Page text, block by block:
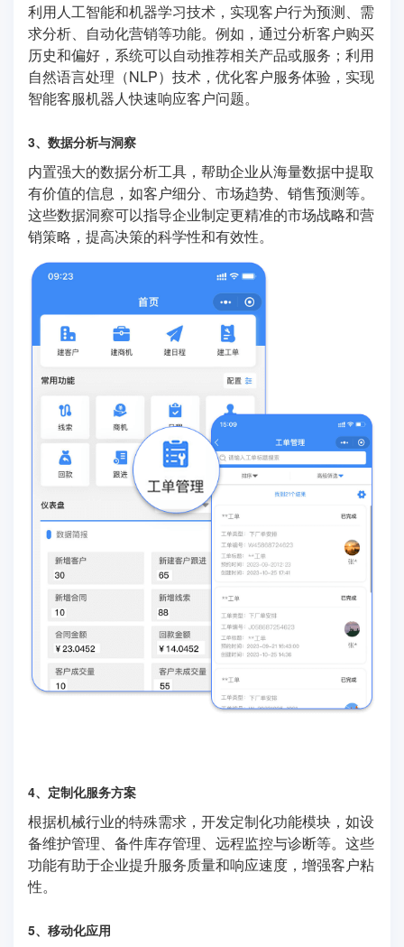
利用人工智能和机器学习技术，实现客户行为预测、需
求分析、自动化营销等功能。例如，通过分析客户购买
历史和偏好，系统可以自动推荐相关产品或服务；利用
自然语言处理（NLP）技术，优化客户服务体验，实现
智能客服机器人快速响应客户问题。
3、数据分析与洞察
内置强大的数据分析工具，帮助企业从海量数据中提取
有价值的信息，如客户细分、市场趋势、销售预测等。
这些数据洞察可以指导企业制定更精准的市场战略和营
销策略，提高决策的科学性和有效性。
4、定制化服务方案
根据机械行业的特殊需求，开发定制化功能模块，如设
备维护管理、备件库存管理、远程监控与诊断等。这些
功能有助于企业提升服务质量和响应速度，增强客户粘
性。
5、移动化应用